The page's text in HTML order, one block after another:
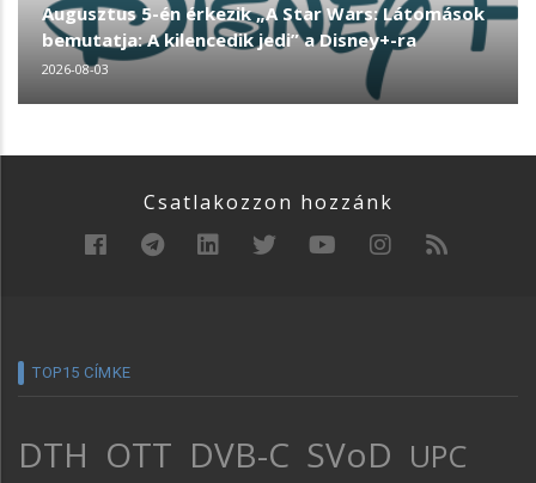
Augusztus 5-én érkezik „A Star Wars: Látomások
bemutatja: A kilencedik jedi” a Disney+-ra
2026-08-03
Csatlakozzon hozzánk
TOP15 CÍMKE
DTH OTT DVB-C SVoD UPC